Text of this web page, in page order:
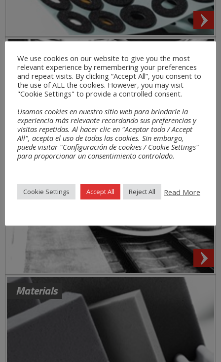
Sectors
Materials
We use cookies on our website to give you the most
relevant experience by remembering your preferences
and repeat visits. By clicking “Accept All”, you consent to
the use of ALL the cookies. However, you may visit
"Cookie Settings" to provide a controlled consent.
Usamos cookies en nuestro sitio web para brindarle la
experiencia más relevante recordando sus preferencias y
visitas repetidas. Al hacer clic en "Aceptar todo / Accept
All", acepta el uso de todas las cookies. Sin embargo,
puede visitar "Configuración de cookies / Cookie Settings"
para proporcionar un consentimiento controlado.
Cookie Settings Accept All Reject All Read More